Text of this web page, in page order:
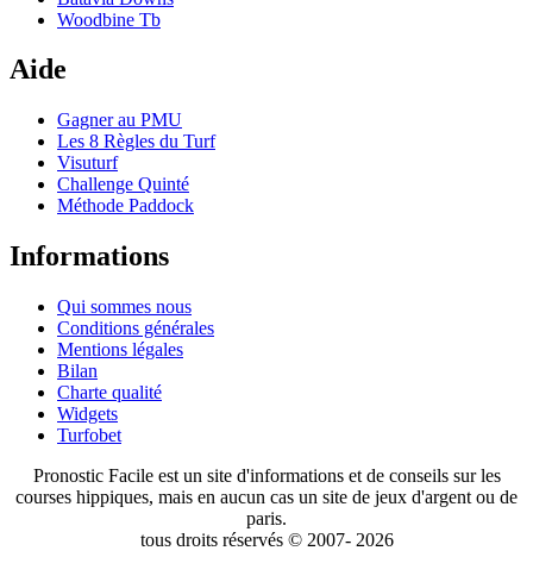
Woodbine Tb
Aide
Gagner au PMU
Les 8 Règles du Turf
Visuturf
Challenge Quinté
Méthode Paddock
Informations
Qui sommes nous
Conditions générales
Mentions légales
Bilan
Charte qualité
Widgets
Turfobet
Pronostic Facile est un site d'informations et de conseils sur les
courses hippiques, mais en aucun cas un site de jeux d'argent ou de
paris.
tous droits réservés © 2007- 2026